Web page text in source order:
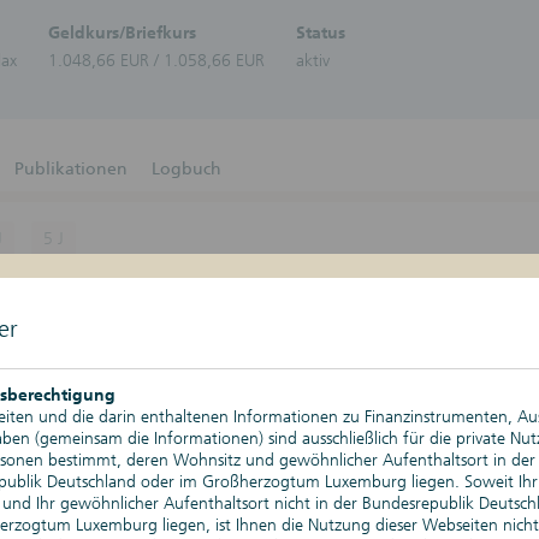
und die darin enthaltenen Informationen zu Finanzinstrumenten,
(gemeinsam die Informationen) sind ausschließlich für die private
bestimmt, deren Wohnsitz und gewöhnlicher Aufenthaltsort in der
Deutschland oder im Großherzogtum Luxemburg liegen. Soweit Ihr
Ihr gewöhnlicher Aufenthaltsort nicht in der Bundesrepublik
Luxemburg liegen, ist Ihnen die Nutzung dieser Webseiten nicht
Geldkurs/Briefkurs
1.048,66 EUR / 1.058,66 EUR
Status
aktiv
Publikationen Logbuch
5 J
Kurswerte07.08.2026, 17:13 Uhr
Änderung relativ
Tageshoch
Tagestief
Historischer Höchststand